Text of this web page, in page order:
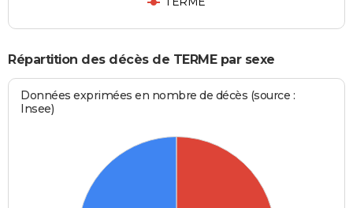
Répartition des décès de TERME par sexe
Données exprimées en nombre de décès (source :
Insee)